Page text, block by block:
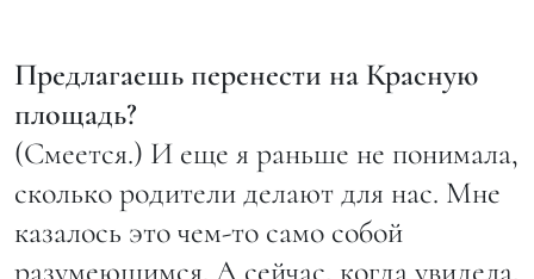
Предлагаешь перенести на Красную
площадь?
(Смеется.) И еще я раньше не понимала,
сколько родители делают для нас. Мне
казалось это чем-то само собой
разумеющимся. А сейчас, когда увидела,